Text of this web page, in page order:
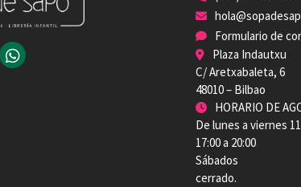
Formulario de
Plaza Indautxu
C/ Aretxabaleta, 6
48010 – Bilbao
HORARIO DE
De lunes a viernes
17:00 a 20:00
Sábados
cerrado.